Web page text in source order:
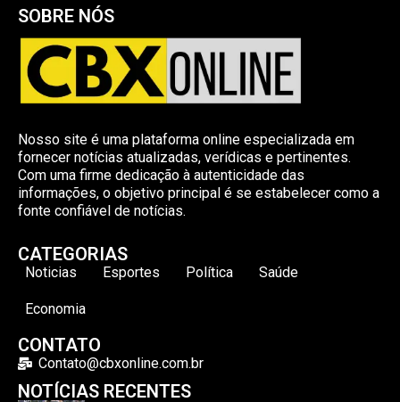
SOBRE NÓS
Nosso site é uma plataforma online especializada em
fornecer notícias atualizadas, verídicas e pertinentes.
Com uma firme dedicação à autenticidade das
informações, o objetivo principal é se estabelecer como a
fonte confiável de notícias.
CATEGORIAS
Noticias Esportes Política Saúde
Economia
CONTATO
Contato@cbxonline.com.br
NOTÍCIAS RECENTES